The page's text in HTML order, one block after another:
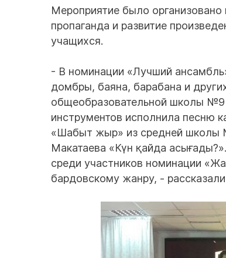
Мероприятие было
пропаганда и развитие
учащихся.
- В номинации «Лучший
домбры, баяна, барабана и
общеобразовательной школы №9
инструментов исполнила песню
«Шабыт жыр» из средней школы
Макатаева «Күн қайда
среди участников номинации
бардовскому жанру, -